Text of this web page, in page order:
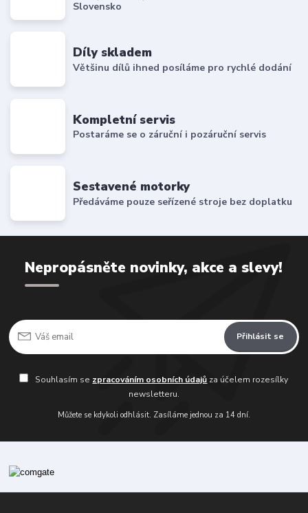
Slovensko
Díly skladem
Většinu dílů ihned posíláme pro rychlé dodání
Kompletní servis
Postaráme se o záruční i pozáruční servis
Sestavené motorky
Předáváme pouze seřízené stroje bez doplatku
Nepropásněte novinky, akce a slevy!
Přihlásit se
Souhlasím se zpracováním osobních údajů za účelem rozesílky
newsletteru.
Můžete se kdykoli odhlásit. Zasíláme jednou za 14 dní.